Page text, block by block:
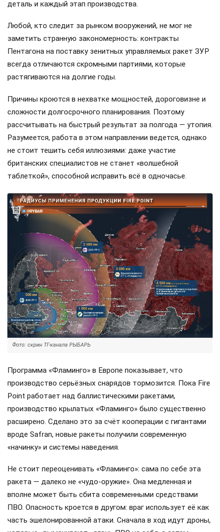
деталь и каждый этап производства.
Любой, кто следит за рынком вооружений, не мог не
заметить странную закономерность: контракты
Пентагона на поставку зенитных управляемых ракет ЗУР
всегда отличаются скромными партиями, которые
растягиваются на долгие годы.
Причины кроются в нехватке мощностей, дороговизне и
сложности долгосрочного планирования. Поэтому
рассчитывать на быстрый результат за полгода — утопия.
Разумеется, работа в этом направлении ведется, однако
не стоит тешить себя иллюзиями: даже участие
британских специалистов не станет «волшебной
таблеткой», способной исправить всё в одночасье.
Фото: скрин ТГ-канала РЫБАРЬ
Программа «Фламинго» в Европе показывает, что
производство серьёзных снарядов тормозится. Пока Fire
Point работает над баллистическими ракетами,
производство крылатых «Фламинго» было существенно
расширено. Сделано это за счёт кооперации с гигантами
вроде Safran, новые ракеты получили современную
«начинку» и системы наведения.
Не стоит переоценивать «Фламинго»: сама по себе эта
ракета — далеко не «чудо-оружие». Она медленная и
вполне может быть сбита современными средствами
ПВО. Опасность кроется в другом: враг использует её как
часть эшелонированной атаки. Сначала в ход идут дроны,